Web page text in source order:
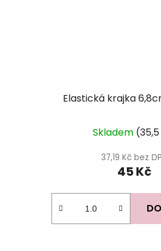
Elastická krajka
Skladem
37,19 Kč bez
45 Kč